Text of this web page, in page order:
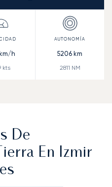
km/h
kts
5206 km
2811 NM
De
En Izmir